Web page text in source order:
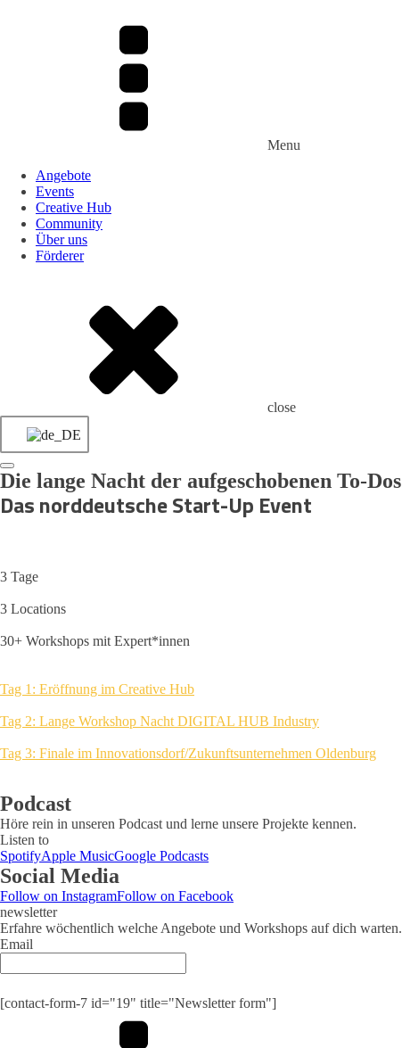
Menu
Angebote
Events
Creative Hub
Community
Über uns
Förderer
close
Die lange Nacht der aufgeschobenen To-Dos
Das norddeutsche Start-Up Event
3 Tage
3 Locations
30+ Workshops mit Expert*innen
Tag 1: Eröffnung im Creative Hub
Tag 2: Lange Workshop Nacht DIGITAL HUB Industry
Tag 3: Finale im Innovationsdorf/Zukunftsunternehmen Oldenburg
Podcast
Höre rein in unseren Podcast und lerne unsere Projekte kennen.
Listen to
SpotifyApple MusicGoogle Podcasts
Social Media
Follow on InstagramFollow on Facebook
newsletter
Erfahre wöchentlich welche Angebote und Workshops auf dich warten.
Email
[contact-form-7 id="19" title="Newsletter form"]